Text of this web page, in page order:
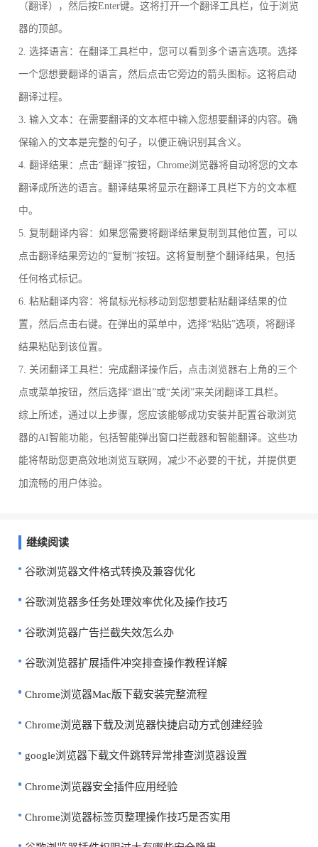
（翻译），然后按Enter键。这将打开一个翻译工具栏，位于浏览
器的顶部。
2. 选择语言：在翻译工具栏中，您可以看到多个语言选项。选择
一个您想要翻译的语言，然后点击它旁边的箭头图标。这将启动
翻译过程。
3. 输入文本：在需要翻译的文本框中输入您想要翻译的内容。确
保输入的文本是完整的句子，以便正确识别其含义。
4. 翻译结果：点击“翻译”按钮，Chrome浏览器将自动将您的文本
翻译成所选的语言。翻译结果将显示在翻译工具栏下方的文本框
中。
5. 复制翻译内容：如果您需要将翻译结果复制到其他位置，可以
点击翻译结果旁边的“复制”按钮。这将复制整个翻译结果，包括
任何格式标记。
6. 粘贴翻译内容：将鼠标光标移动到您想要粘贴翻译结果的位
置，然后点击右键。在弹出的菜单中，选择“粘贴”选项，将翻译
结果粘贴到该位置。
7. 关闭翻译工具栏：完成翻译操作后，点击浏览器右上角的三个
点或菜单按钮，然后选择“退出”或“关闭”来关闭翻译工具栏。
综上所述，通过以上步骤，您应该能够成功安装并配置谷歌浏览
器的AI智能功能，包括智能弹出窗口拦截器和智能翻译。这些功
能将帮助您更高效地浏览互联网，减少不必要的干扰，并提供更
加流畅的用户体验。
继续阅读
谷歌浏览器文件格式转换及兼容优化
谷歌浏览器多任务处理效率优化及操作技巧
谷歌浏览器广告拦截失效怎么办
谷歌浏览器扩展插件冲突排查操作教程详解
Chrome浏览器Mac版下载安装完整流程
Chrome浏览器下载及浏览器快捷启动方式创建经验
google浏览器下载文件跳转异常排查浏览器设置
Chrome浏览器安全插件应用经验
Chrome浏览器标签页整理操作技巧是否实用